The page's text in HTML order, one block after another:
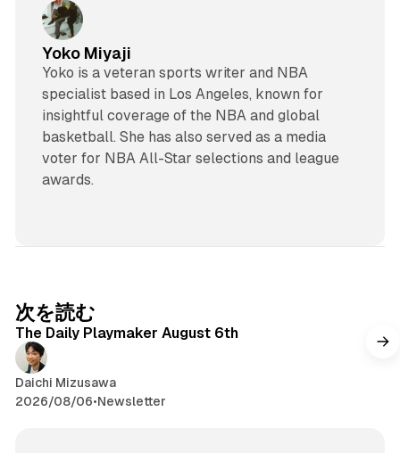
Yoko Miyaji
Yoko is a veteran sports writer and NBA
specialist based in Los Angeles, known for
insightful coverage of the NBA and global
basketball. She has also served as a media
voter for NBA All-Star selections and league
awards.
次を読む
The Daily Playmaker August 6th
Daichi Mizusawa
2026/08/06•Newsletter